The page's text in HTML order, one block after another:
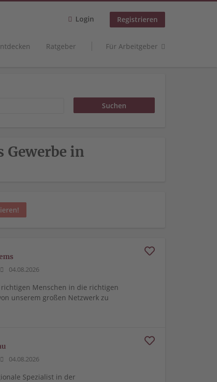
Login Registrieren
Ratgeber Für Arbeitgeber
Gewerbe in
04.08.2026
Menschen in die richtigen
unserem großen Netzwerk zu
04.08.2026
Spezialist in der